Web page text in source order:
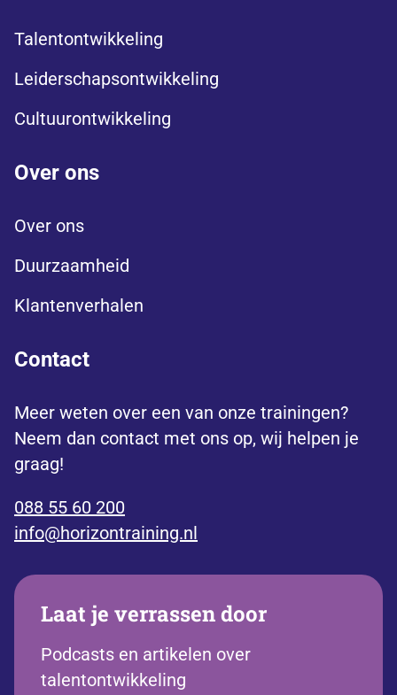
Talentontwikkeling
Leiderschapsontwikkeling
Cultuurontwikkeling
Over ons
Over ons
Duurzaamheid
Klantenverhalen
Contact
Meer weten over een van onze trainingen?
Neem dan contact met ons op, wij helpen je
graag!
088 55 60 200
info@horizontraining.nl
Laat je verrassen door
Podcasts en artikelen over
talentontwikkeling